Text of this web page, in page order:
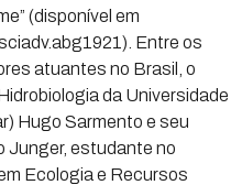
(disponível em
Entre os
atuantes no Brasil, o
da Universidade
Hugo Sarmento e seu
Junger, estudante no
Ecologia e Recursos